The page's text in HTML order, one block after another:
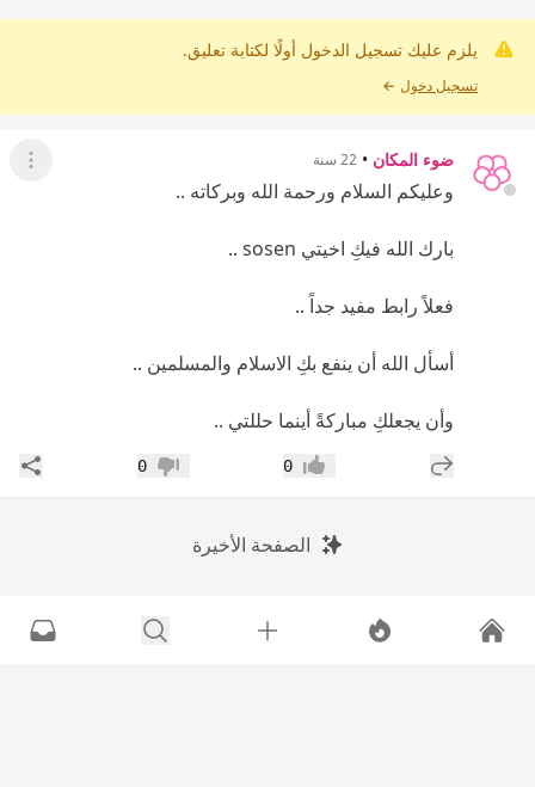
يلزم عليك تسجيل الدخول أولًا لكتابة تعليق.
تسجيل دخول ←
ضوء المكان • 22 سنة عرض
وعليكم السلام ورحمة الله وبركاته ..
بارك الله فيكِ اخيتي sosen ..
فعلاً رابط مفيد جداً ..
أسأل الله أن ينفع بكِ الاسلام والمسلمين ..
وأن يجعلكِ مباركةً أينما حللتي ..
إضافة رد جديد إعجاب0 عدم إعجاب
0
الصفحة الأخيرة